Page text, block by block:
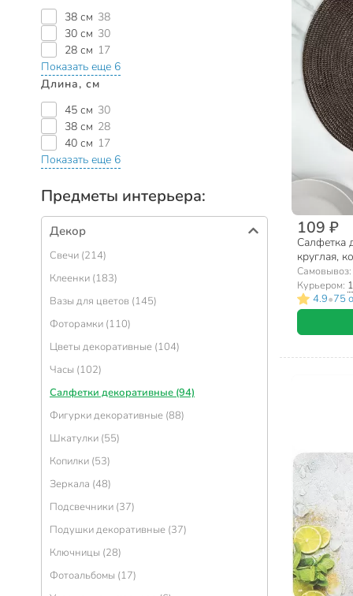
38 см 38
30 см 30
28 см 17
Показать еще 6
Длина, см
45 см 30
38 см 28
40 см 17
Показать еще 6
Предметы интерьера:
Декор
Свечи (214)
Клеенки (183)
Вазы для цветов (145)
Фоторамки (110)
Цветы декоративные (104)
Часы (102)
Салфетки декоративные (94)
Фигурки декоративные (88)
Шкатулки (55)
Копилки (53)
Зеркала (48)
Подсвечники (37)
Подушки декоративные (37)
Ключницы (28)
Фотоальбомы (17)
109 ₽
Салфетка
круглая,
Самовывоз:
Курьером:
4.9•75